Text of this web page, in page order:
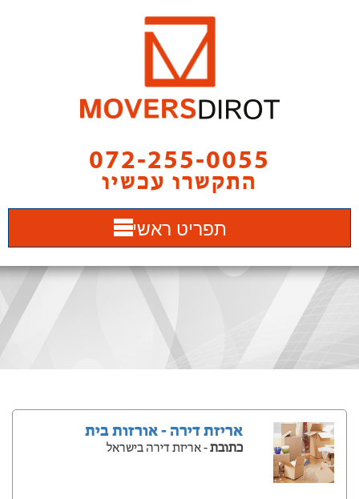
072-255-0055
התקשרו עכשיו
תפריט ראשי
אריזת דירה - אורזות בית
כתובת- אריזת דירה בישראל